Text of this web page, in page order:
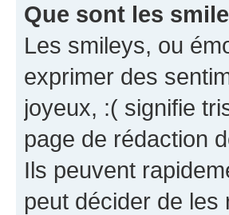
Que sont les
Les smileys, ou
exprimer des
joyeux, :( signifie
page de rédaction
Ils peuvent
peut décider de les